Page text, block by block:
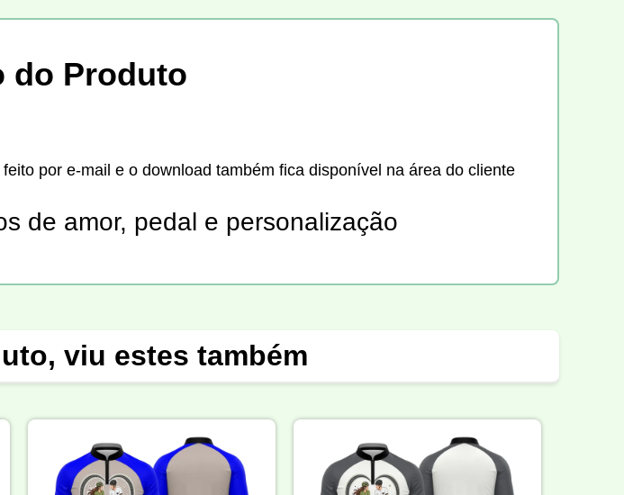
do Produto
por e-mail e o download também fica disponível na área do cliente
de amor, pedal e personalização
viu estes também